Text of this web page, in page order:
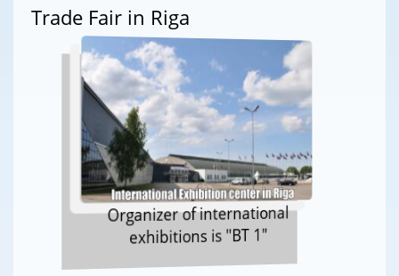
Trade Fair in Riga
Organizer of international
exhibitions is "BT 1"